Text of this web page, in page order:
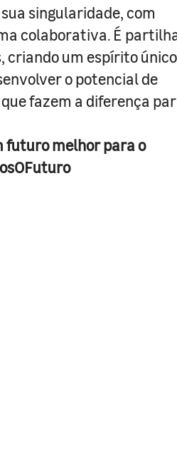
sua singularidade, com
colaborativa. É
criando um espírito único
o potencial de
fazem a diferença
futuro melhor para o